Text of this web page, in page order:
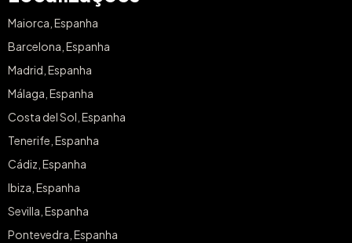
Maiorca, Espanha
Barcelona, Espanha
Madrid, Espanha
Málaga, Espanha
Costa del Sol, Espanha
Tenerife, Espanha
Cádiz, Espanha
Ibiza, Espanha
Sevilla, Espanha
Pontevedra, Espanha